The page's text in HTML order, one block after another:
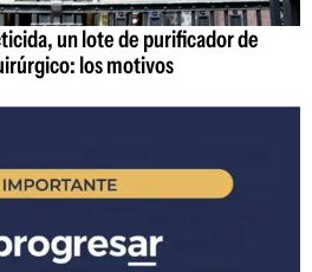
un lote de purificador de
los motivos